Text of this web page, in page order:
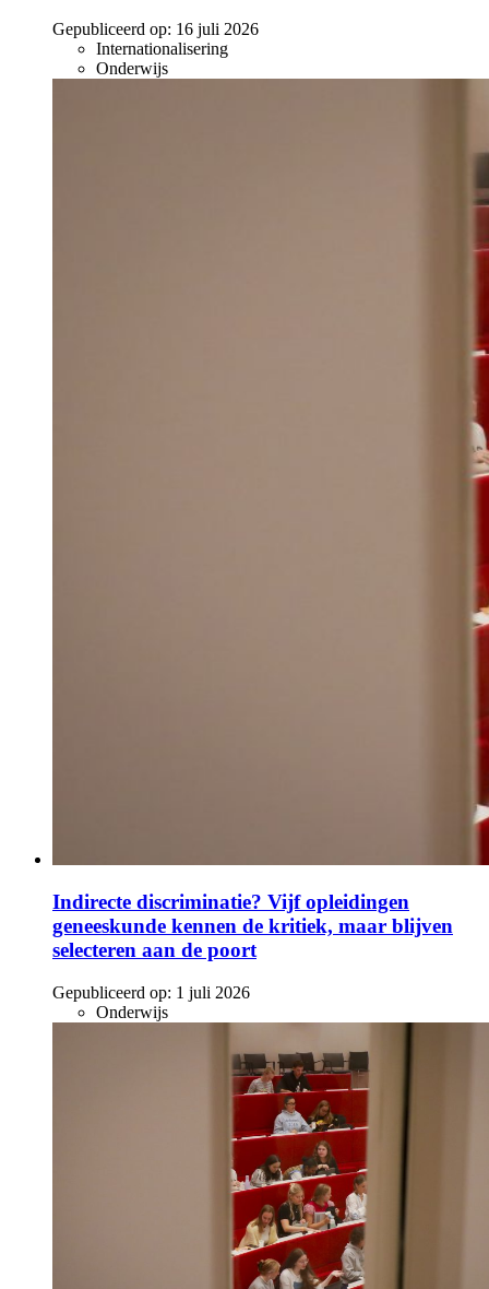
Gepubliceerd op: 16 juli 2026
Internationalisering
Onderwijs
Indirecte discriminatie? Vijf opleidingen
geneeskunde kennen de kritiek, maar blijven
selecteren aan de poort
Gepubliceerd op: 1 juli 2026
Onderwijs